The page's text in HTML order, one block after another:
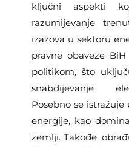
ključni aspekti
razumijevanje
izazova u sektoru
pravne obaveze
politikom, što
snabdijevanje
Posebno se
energije, kao
zemlji. Takođe,